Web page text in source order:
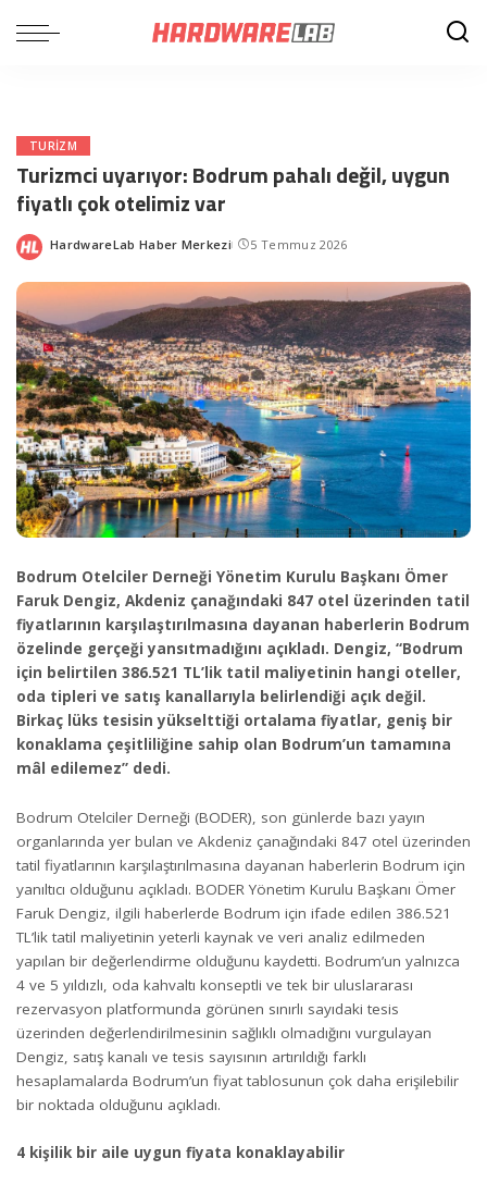
TURIZM
Turizmci uyarıyor: Bodrum pahalı değil, uygun
fiyatlı çok otelimiz var
Posted
HardwareLab Haber Merkezi 5 Temmuz 2026
Bodrum Otelciler Derneği Yönetim Kurulu Başkanı Ömer
Faruk Dengiz, Akdeniz çanağındaki 847 otel üzerinden tatil
fiyatlarının karşılaştırılmasına dayanan haberlerin Bodrum
özelinde gerçeği yansıtmadığını açıkladı. Dengiz, “Bodrum
için belirtilen 386.521 TL’lik tatil maliyetinin hangi oteller,
oda tipleri ve satış kanallarıyla belirlendiği açık değil.
Birkaç lüks tesisin yükselttiği ortalama fiyatlar, geniş bir
konaklama çeşitliliğine sahip olan Bodrum’un tamamına
mâl edilemez” dedi.
Bodrum Otelciler Derneği (BODER), son günlerde bazı yayın
organlarında yer bulan ve Akdeniz çanağındaki 847 otel üzerinden
tatil fiyatlarının karşılaştırılmasına dayanan haberlerin Bodrum için
yanıltıcı olduğunu açıkladı. BODER Yönetim Kurulu Başkanı Ömer
Faruk Dengiz, ilgili haberlerde Bodrum için ifade edilen 386.521
TL’lik tatil maliyetinin yeterli kaynak ve veri analiz edilmeden
yapılan bir değerlendirme olduğunu kaydetti. Bodrum’un yalnızca
4 ve 5 yıldızlı, oda kahvaltı konseptli ve tek bir uluslararası
rezervasyon platformunda görünen sınırlı sayıdaki tesis
üzerinden değerlendirilmesinin sağlıklı olmadığını vurgulayan
Dengiz, satış kanalı ve tesis sayısının artırıldığı farklı
hesaplamalarda Bodrum’un fiyat tablosunun çok daha erişilebilir
bir noktada olduğunu açıkladı.
4 kişilik bir aile uygun fiyata konaklayabilir